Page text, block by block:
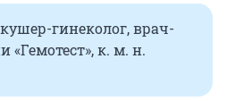
гинеколог, врач-
«Гемотест», к. м. н.